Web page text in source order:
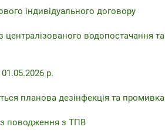
індивідуального договору
водопостачання та
р.
планова дезінфекція та промивка
з поводження з ТПВ